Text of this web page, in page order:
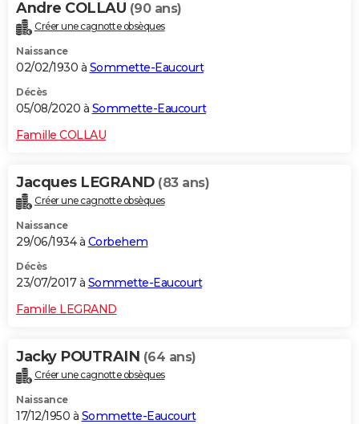
Dictionnaire
Biographies
Citations
Expressions
Proverbes
PROGRAMME TV
COPAINS D'AVANT
S'inscrire
Se connecter
Lycées
Collèges
Primaires
Universités
Entreprises
Service militaire
Avis de recherche
AVIS DE DÉCÈS
Andre COLLAU (90 ans)
Créer une cagnotte obsèques
Naissance
02/02/1930 à Sommette-Eaucourt
Décès
05/08/2020 à Sommette-Eaucourt
Famille COLLAU
Jacques LEGRAND (83 ans)
Créer une cagnotte obsèques
Naissance
29/06/1934 à Corbehem
Décès
23/07/2017 à Sommette-Eaucourt
Famille LEGRAND
Jacky POUTRAIN (64 ans)
Créer une cagnotte obsèques
Naissance
17/12/1950 à Sommette-Eaucourt